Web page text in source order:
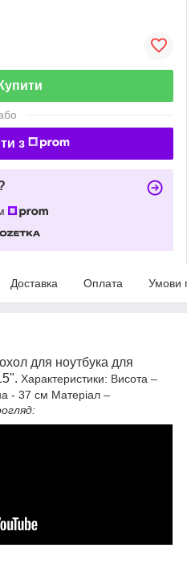
Купити
з
Доставка Оплата Умови
для ноутбука для
Характеристики: Висота –
- 37 см Матеріал –